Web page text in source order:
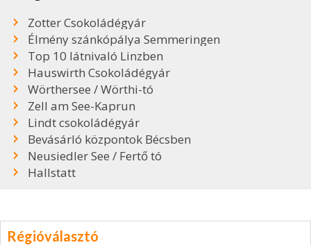
Zotter Csokoládégyár
Élmény szánkópálya Semmeringen
Top 10 látnivaló Linzben
Hauswirth Csokoládégyár
Wörthersee / Wörthi-tó
Zell am See-Kaprun
Lindt csokoládégyár
Bevásárló központok Bécsben
Neusiedler See / Fertő tó
Hallstatt
Régióválasztó